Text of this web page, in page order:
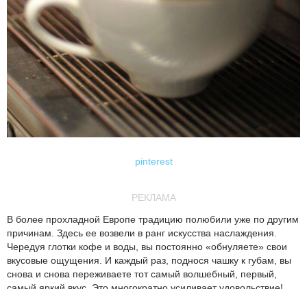
pinterest
РЕКЛАМА
В более прохладной Европе традицию полюбили уже по другим
причинам. Здесь ее возвели в ранг искусства наслаждения.
Чередуя глотки кофе и воды, вы постоянно «обнуляете» свои
вкусовые ощущения. И каждый раз, поднося чашку к губам, вы
снова и снова переживаете тот самый волшебный, первый,